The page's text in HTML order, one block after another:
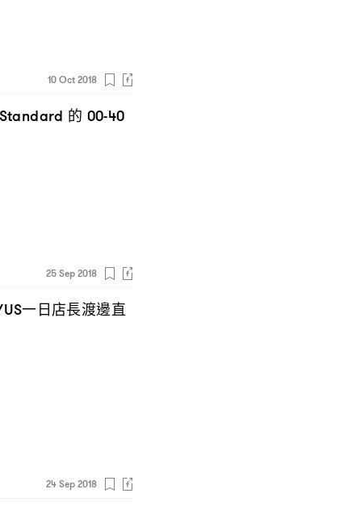
10 Oct 2018
的 00-40
25 Sep 2018
一日店長渡邊直
24 Sep 2018